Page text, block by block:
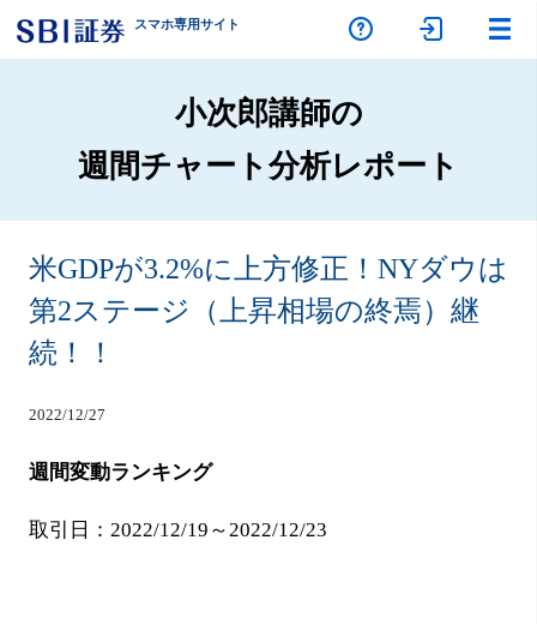
スマホ専用サイト
小次郎講師の
週間チャート分析レポート
米GDPが3.2%に上方修正！NYダウは
第2ステージ（上昇相場の終焉）継
続！！
2022/12/27
週間変動ランキング
取引日：2022/12/19～2022/12/23